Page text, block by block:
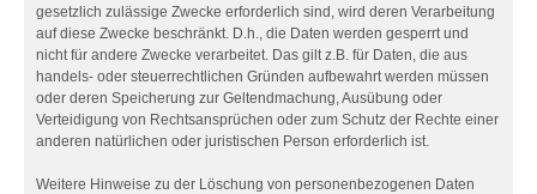
gesetzlich zulässige Zwecke erforderlich sind, wird deren Verarbeitung
auf diese Zwecke beschränkt. D.h., die Daten werden gesperrt und
nicht für andere Zwecke verarbeitet. Das gilt z.B. für Daten, die aus
handels- oder steuerrechtlichen Gründen aufbewahrt werden müssen
oder deren Speicherung zur Geltendmachung, Ausübung oder
Verteidigung von Rechtsansprüchen oder zum Schutz der Rechte einer
anderen natürlichen oder juristischen Person erforderlich ist.
Weitere Hinweise zu der Löschung von personenbezogenen Daten